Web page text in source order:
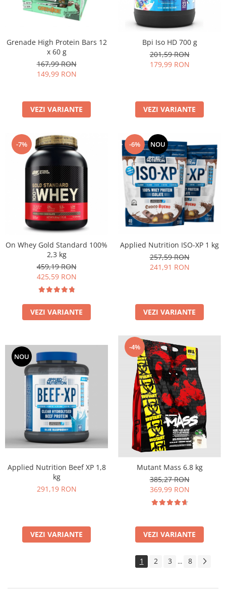
Grenade High Protein Bars 12
x 60 g
167,99 RON
149,99 RON
VEZI VARIANTE
Bpi Iso HD 700 g
201,59 RON
179,99 RON
VEZI VARIANTE
-7%
On Whey Gold Standard 100%
2,3 kg
459,19 RON
425,59 RON
VEZI VARIANTE
-6% NOU
Applied Nutrition ISO-XP 1 kg
257,59 RON
241,91 RON
VEZI VARIANTE
NOU
Applied Nutrition Beef XP 1,8
kg
291,19 RON
VEZI VARIANTE
-4%
Mutant Mass 6.8 kg
385,27 RON
369,99 RON
VEZI VARIANTE
1 2 3 ... 8